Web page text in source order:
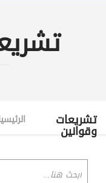
تشريعات
وقوانين